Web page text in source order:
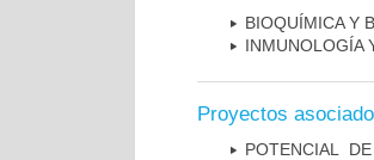
BIOQUÍMICA Y
INMUNOLOGÍA
Proyectos
POTENCIAL